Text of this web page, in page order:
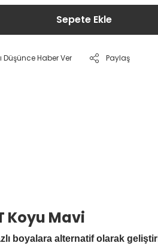
Sepete Ekle
Düşünce Haber Ver Paylaş
Koyu Mavi
boyalara alternatif olarak